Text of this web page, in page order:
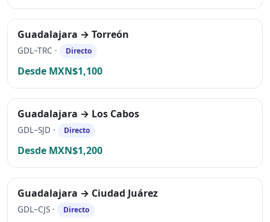
Guadalajara → Torreón
GDL–TRC · Directo
Desde MXN$1,100
Guadalajara → Los Cabos
GDL–SJD · Directo
Desde MXN$1,200
Guadalajara → Ciudad Juárez
GDL–CJS · Directo